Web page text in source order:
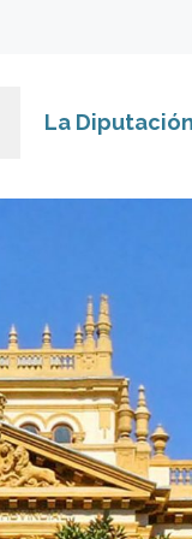
La Diputación